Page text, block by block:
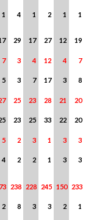
1 4 1 2 1 1
29 17 27 12 19
7 3 4 12 4 7
5 3 7 17 3 8
25 23 28 21 20
23 25 33 22 20
5 2 3 1 3 3
4 2 2 1 3 3
238 228 245 150 233
2 8 3 3 2 1